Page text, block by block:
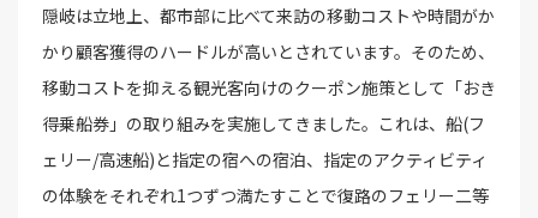
隠岐は立地上、都市部に比べて来訪の移動コストや時間がか
かり顧客獲得のハードルが高いとされています。そのため、
移動コストを抑える観光客向けのクーポン施策として「おき
得乗船券」の取り組みを実施してきました。これは、船(フ
ェリー/高速船)と指定の宿への宿泊、指定のアクティビティ
の体験をそれぞれ1つずつ満たすことで復路のフェリー二等